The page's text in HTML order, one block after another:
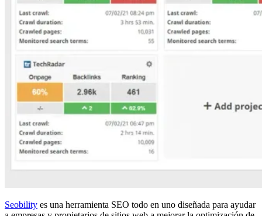
Seobility es una herramienta SEO todo en uno diseñada para ayudar